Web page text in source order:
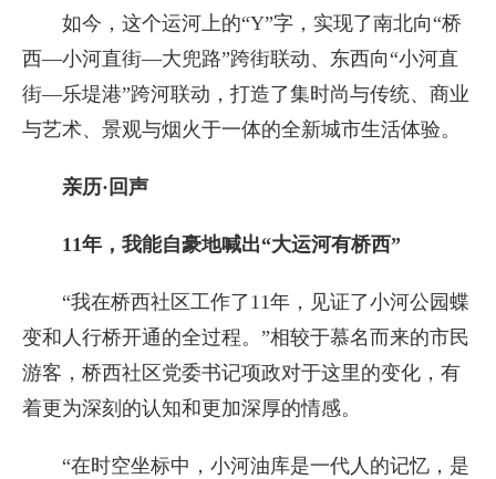
如今，这个运河上的“Y”字，实现了南北向“桥
西—小河直街—大兜路”跨街联动、东西向“小河直
街—乐堤港”跨河联动，打造了集时尚与传统、商业
与艺术、景观与烟火于一体的全新城市生活体验。
亲历·回声
11年，我能自豪地喊出“大运河有桥西”
“我在桥西社区工作了11年，见证了小河公园蝶
变和人行桥开通的全过程。”相较于慕名而来的市民
游客，桥西社区党委书记项政对于这里的变化，有
着更为深刻的认知和更加深厚的情感。
“在时空坐标中，小河油库是一代人的记忆，是